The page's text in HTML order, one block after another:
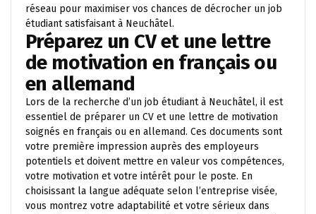
réseau pour maximiser vos chances de décrocher un job
étudiant satisfaisant à Neuchâtel.
Préparez un CV et une lettre
de motivation en français ou
en allemand
Lors de la recherche d’un job étudiant à Neuchâtel, il est
essentiel de préparer un CV et une lettre de motivation
soignés en français ou en allemand. Ces documents sont
votre première impression auprès des employeurs
potentiels et doivent mettre en valeur vos compétences,
votre motivation et votre intérêt pour le poste. En
choisissant la langue adéquate selon l’entreprise visée,
vous montrez votre adaptabilité et votre sérieux dans